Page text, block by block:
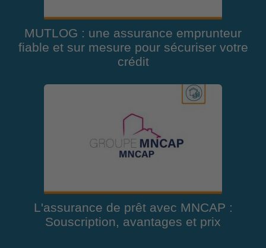
MUTLOG : une assurance emprunteur
fiable et sur mesure pour sécuriser votre
crédit
L'assurance de prêt avec MNCAP :
Souscription, avantages et prix